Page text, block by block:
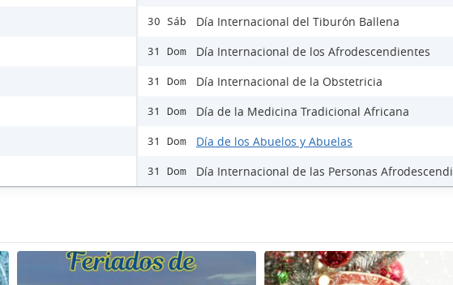
30 Sáb Día Internacional del Tiburón Ballena
31 Dom Día Internacional de los Afrodescendientes
31 Dom Día Internacional de la Obstetricia
31 Dom Día de la Medicina Tradicional Africana
31 Dom Día de los Abuelos y Abuelas
31 Dom Día Internacional de las Personas